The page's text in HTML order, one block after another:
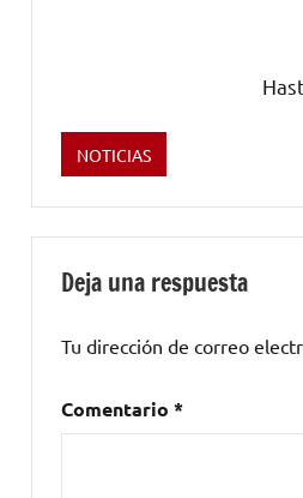
Etiquetado
KRAVITZ,
NOTICIAS
Deja una respuesta
Tu dirección de correo
Comentario *